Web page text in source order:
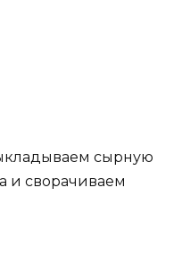
сырную
и сворачиваем